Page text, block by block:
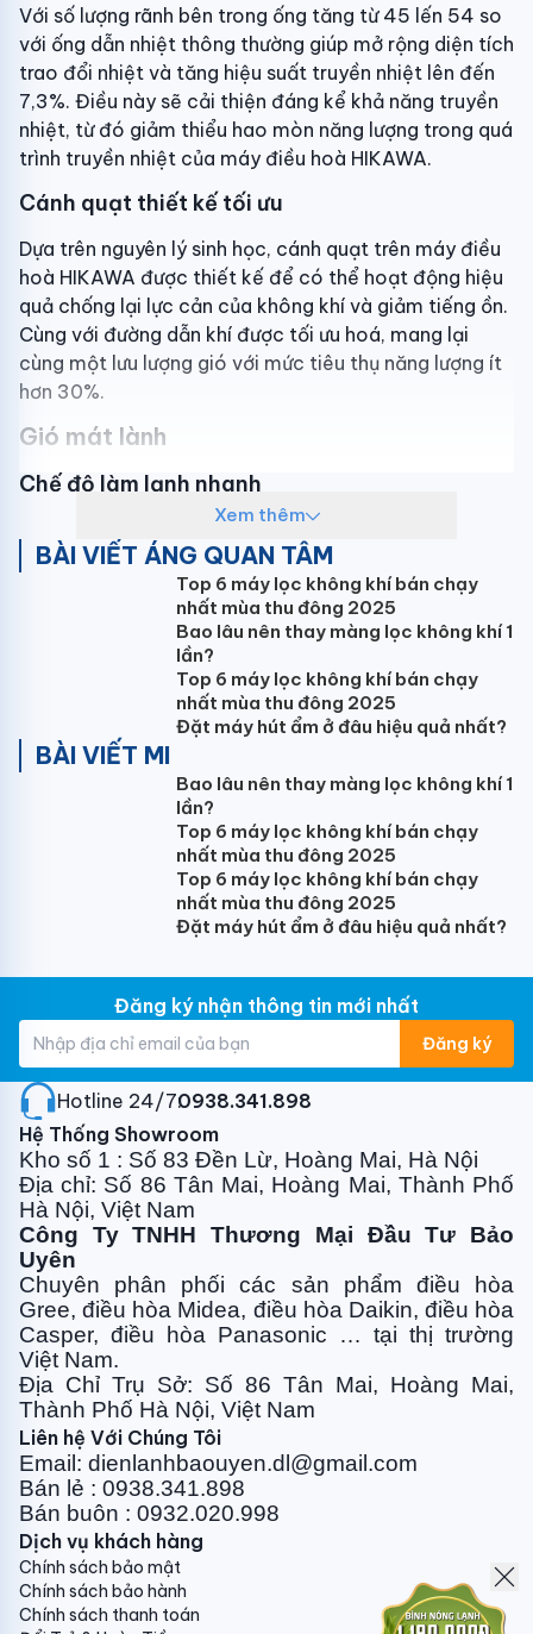
Với số lượng rãnh bên trong ống tăng từ 45 lến 54 so
với ống dẫn nhiệt thông thường giúp mở rộng diện tích
trao đổi nhiệt và tăng hiệu suất truyền nhiệt lên đến
7,3%. Điều này sẽ cải thiện đáng kể khả năng truyền
nhiệt, từ đó giảm thiểu hao mòn năng lượng trong quá
trình truyền nhiệt của máy điều hoà HIKAWA.
Cánh quạt thiết kế tối ưu
Dựa trên nguyên lý sinh học, cánh quạt trên máy điều
hoà HIKAWA được thiết kế để có thể hoạt động hiệu
quả chống lại lực cản của không khí và giảm tiếng ồn.
Cùng với đường dẫn khí được tối ưu hoá, mang lại
cùng một lưu lượng gió với mức tiêu thụ năng lượng ít
hơn 30%.
Gió mát lành
Chế độ làm lạnh nhanh
của dàn lạnh ), hệ thống làm lạnh của máy điều hoà
HIKAWA sẽ kích hoạt khả năng làm lạnh nhanh, giúp
không gian phòng nhanh chóng đạt được nhiệt độ
mong muốn và mang lại cảm giác dễ chịu cho người
Thiết kế ống dẫn nhiệt trên máy điều hoà HIKAWA
được tối ưu hoá kết hợp với tốc độ quạt tăng áp
mang lại luồng gió mạnh hơn ở tốc độ ≥ 0,3m/s, với
khoảng cách vươn xa lên đến 12m.
Công nghệ đảo gió 3D
Cửa gió trên dàn lạnh (indoor) điều hoà HIKAWA định
hướng di chuyển tự động theo cả chiều ngang và
của căn phòng.
Thiết kế tối ưu, giảm thiểu tiếng ồn
Đắm chìm trong bầu không khí yên tĩnh. Máy nén
trong điều hoà HIKAWA được thiết kế tối ưu nhằm
giảm thiểu tiếng ồn do rung động. Ngoài ra, để giảm
thiểu tiếng ồn hơn nữa, máy nén được bao bọc bởi lớp
cách âm dày, khiến điều hoà HIKAWA có thể đạt độ
ồn ở mức thấp nhất.
Ống gió được thiết kế để thích ứng với quạt gió, cho
phép luồng không khí vào, ra êm ái hơn và giảm ma
sát không khí trên dàn lạnh (indoor), giúp giảm thiểu
hầu hết tiếng ồn luồng gió gây ra từ dàn lạnh (indoor).
Bộ lọc kép
Hệ thống lọc kép trên dàn lạnh (indoor) của máy điều
hoà HIKAWA giúp loại bỏ triệt để các chất độc hại,
mang đến không khí trong lành, sạch sẽ cho căn
phòng. Bộ lọc đầu tiên có thể ngăn chặn hiệu quả các
hạt bụi nhỏ trong không khí. Bộ lọc than hoạt tính thứ
hai có khả năng ngăn chặn các chất nguy hiểm trong
không khí và mùi khó chịu.
Xem thêm
BÀI VIẾT ÁNG QUAN TÂM
Top 6 máy lọc không khí bán chạy
nhất mùa thu đông 2025
Bao lâu nên thay màng lọc không khí 1
lần?
Top 6 máy lọc không khí bán chạy
nhất mùa thu đông 2025
Đặt máy hút ẩm ở đâu hiệu quả nhất?
BÀI VIẾT MI
Bao lâu nên thay màng lọc không khí 1
lần?
Top 6 máy lọc không khí bán chạy
nhất mùa thu đông 2025
Top 6 máy lọc không khí bán chạy
nhất mùa thu đông 2025
Đặt máy hút ẩm ở đâu hiệu quả nhất?
Đăng ký nhận thông tin mới nhất
Đăng ký
Hotline 24/7:0938.341.898
Hệ Thống Showroom
Kho số 1 : Số 83 Đền Lừ, Hoàng Mai, Hà Nội
Địa chỉ: Số 86 Tân Mai, Hoàng Mai, Thành Phố
Hà Nội, Việt Nam
Công Ty TNHH Thương Mại Đầu Tư Bảo
Uyên
Chuyên phân phối các sản phẩm điều hòa
Gree, điều hòa Midea, điều hòa Daikin, điều hòa
Casper, điều hòa Panasonic … tại thị trường
Việt Nam.
Địa Chỉ Trụ Sở: Số 86 Tân Mai, Hoàng Mai,
Thành Phố Hà Nội, Việt Nam
Liên hệ Với Chúng Tôi
Email: dienlanhbaouyen.dl@gmail.com
Bán lẻ : 0938.341.898
Bán buôn : 0932.020.998
Dịch vụ khách hàng
Chính sách bảo mật
Chính sách bảo hành
Chính sách thanh toán